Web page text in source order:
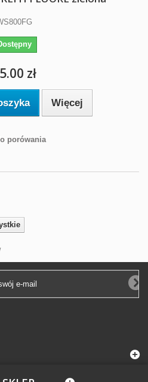
zł
Więcej
porówania